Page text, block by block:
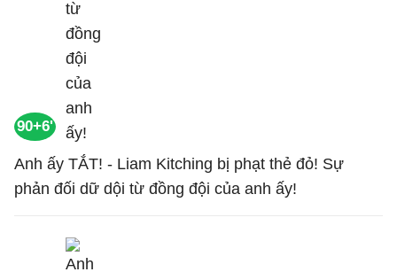
90+6'
Anh ấy TẮT! - Liam Kitching bị phạt thẻ đỏ! Sự
phản đối dữ dội từ đồng đội của anh ấy!